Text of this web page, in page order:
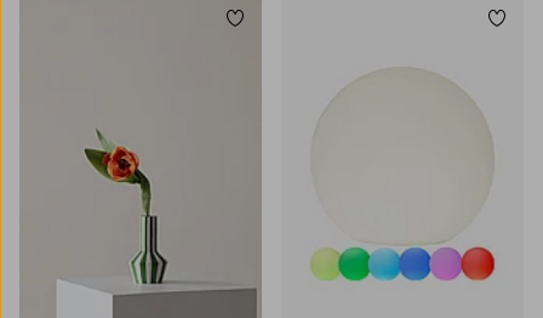
Zu Favoriten hinzufügen Zu